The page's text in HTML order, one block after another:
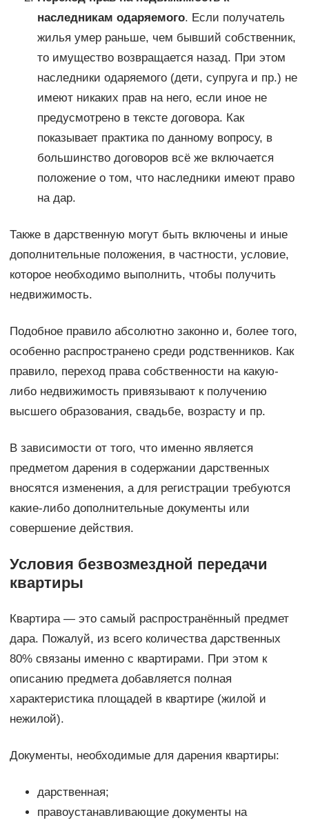
наследникам одаряемого. Если получатель
жилья умер раньше, чем бывший собственник,
то имущество возвращается назад. При этом
наследники одаряемого (дети, супруга и пр.) не
имеют никаких прав на него, если иное не
предусмотрено в тексте договора. Как
показывает практика по данному вопросу, в
большинство договоров всё же включается
положение о том, что наследники имеют право
на дар.
Также в дарственную могут быть включены и иные
дополнительные положения, в частности, условие,
которое необходимо выполнить, чтобы получить
недвижимость.
Подобное правило абсолютно законно и, более того,
особенно распространено среди родственников. Как
правило, переход права собственности на какую-
либо недвижимость привязывают к получению
высшего образования, свадьбе, возрасту и пр.
В зависимости от того, что именно является
предметом дарения в содержании дарственных
вносятся изменения, а для регистрации требуются
какие-либо дополнительные документы или
совершение действия.
Условия безвозмездной передачи
квартиры
Квартира — это самый распространённый предмет
дара. Пожалуй, из всего количества дарственных
80% связаны именно с квартирами. При этом к
описанию предмета добавляется полная
характеристика площадей в квартире (жилой и
нежилой).
Документы, необходимые для дарения квартиры:
дарственная;
правоустанавливающие документы на